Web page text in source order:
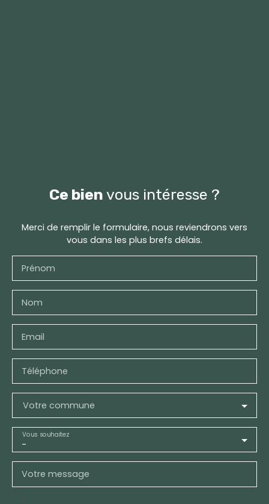
Ce bien vous intéresse ?
Merci de remplir le formulaire, nous reviendrons vers
vous dans les plus brefs délais.
Prénom
Nom
Email
Téléphone
Votre commune
-
Vous souhaitez
Votre message